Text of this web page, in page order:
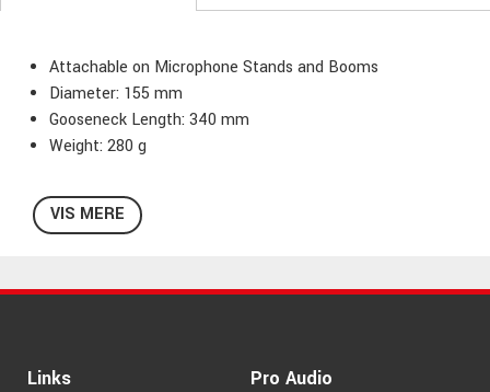
Attachable on Microphone Stands and Booms
Diameter: 155 mm
Gooseneck Length: 340 mm
Weight: 280 g
VIS MERE
Links Pro Audio